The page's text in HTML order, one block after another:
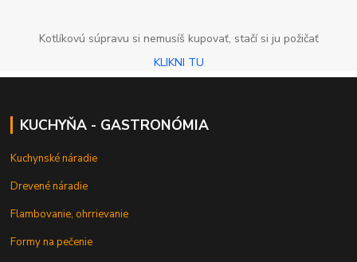
Kotlíkovú súpravu si nemusíš kupovať, stačí si ju požičať
KLIKNI TU
KUCHYŇA - GASTRONÓMIA
Kuchynské náradie
Drevené náradie
Flambovanie, ohrrievanie
Formy na pečenie